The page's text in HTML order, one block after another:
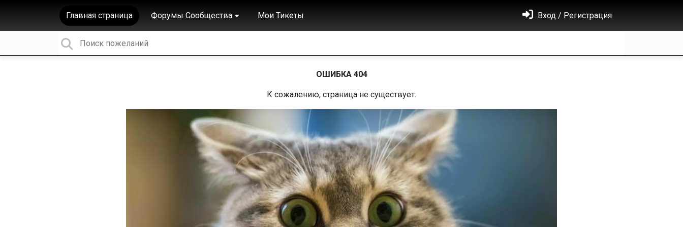
Главная страница Форумы Сообщества Мои Тикеты Вход / Регистрация
ОШИБКА 404
К сожалению, страница не существует.